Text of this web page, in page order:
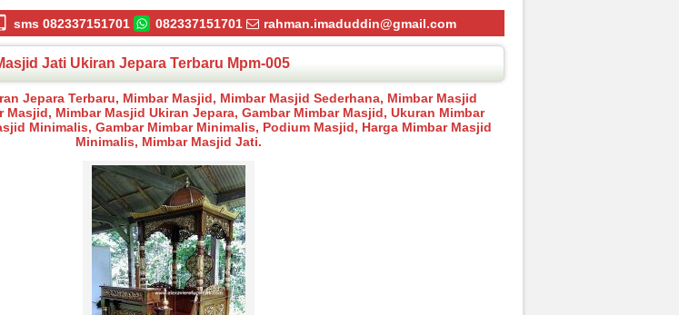
sms 082337151701 082337151701 rahman.imaduddin@gmail.com
Jati Ukiran Jepara Terbaru Mpm-005
Jepara Terbaru, Mimbar Masjid, Mimbar Masjid Sederhana, Mimbar Masjid
Masjid, Mimbar Masjid Ukiran Jepara, Gambar Mimbar Masjid, Ukuran Mimbar
Minimalis, Gambar Mimbar Minimalis, Podium Masjid, Harga Mimbar Masjid
Minimalis, Mimbar Masjid Jati.